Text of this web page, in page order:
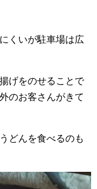
くいが駐車場は広
げをのせることで
のお客さんがきて
どんを食べるのも